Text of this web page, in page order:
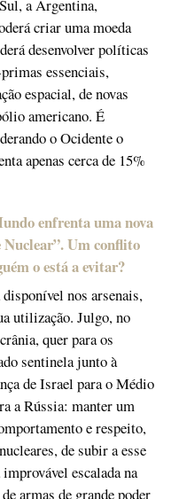
a Argentina,
criar uma moeda
desenvolver políticas
essenciais,
espacial, de novas
americano. É
o Ocidente o
apenas cerca de 15%
enfrenta uma nova
Um conflito
o está a evitar?
nos arsenais,
utilização. Julgo, no
quer para os
sentinela junto à
de Israel para o Médio
a Rússia: manter um
e respeito,
de subir a esse
escalada na
armas de grande poder